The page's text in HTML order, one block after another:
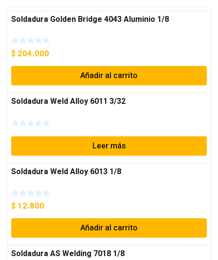
Soldadura Golden Bridge 4043 Aluminio 1/8
$ 204.000
Añadir al carrito
Soldadura Weld Alloy 6011 3/32
Leer más
Soldadura Weld Alloy 6013 1/8
$ 12.800
Añadir al carrito
Soldadura AS Welding 7018 1/8